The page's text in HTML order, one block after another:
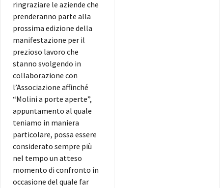
ringraziare le aziende che
prenderanno parte alla
prossima edizione della
manifestazione per il
prezioso lavoro che
stanno svolgendo in
collaborazione con
l’Associazione affinché
“Molini a porte aperte”,
appuntamento al quale
teniamo in maniera
particolare, possa essere
considerato sempre più
nel tempo un atteso
momento di confronto in
occasione del quale far